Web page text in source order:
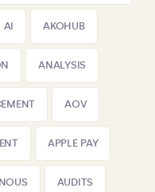
AI AKOHUB
ANALYSIS
AOV
APPLE PAY
AUDITS